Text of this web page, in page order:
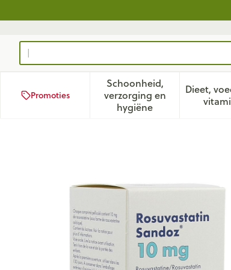
Product, merk, categorie...
Promoties
Schoonheid,
verzorging en
hygiëneToon submenu voor
Dieet,
Rosuvastatin Sandoz